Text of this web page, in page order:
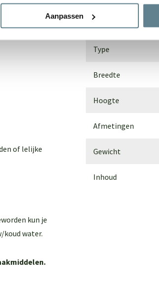
Aanpassen
of lelijke
kun je
koud water.
Type
Breedte
Hoogte
Afmetingen
Gewicht
Inhoud